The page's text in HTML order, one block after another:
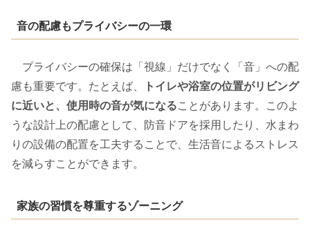
音の配慮もプライバシーの一環
プライバシーの確保は「視線」だけでなく「音」への配
慮も重要です。たとえば、
トイレや浴室の位置がリビング
に近いと、使用時の音が気になることがあります。このよ
うな設計上の配慮として、防音ドアを採用したり、水まわ
りの設備の配置を工夫することで、生活音によるストレス
を減らすことができます。
家族の習慣を尊重するゾーニング